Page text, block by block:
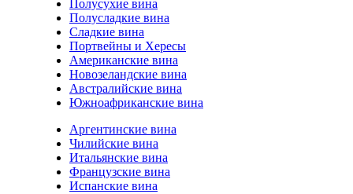
Полусухие вина
Полусладкие вина
Сладкие вина
Портвейны и Хересы
Американские вина
Новозеландские вина
Австралийские вина
Южноафриканские вина
Аргентинские вина
Чилийские вина
Итальянские вина
Французские вина
Испанские вина